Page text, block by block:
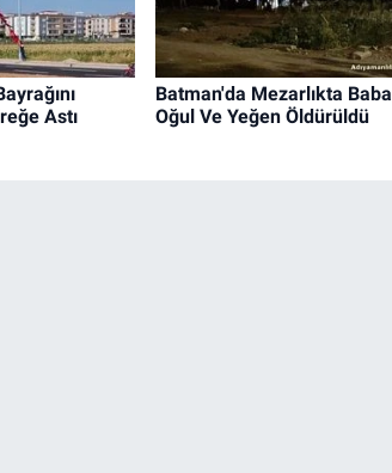
Astı
Batman'da Mezarlıkta Baba
Oğul Ve Yeğen Öldürüldü